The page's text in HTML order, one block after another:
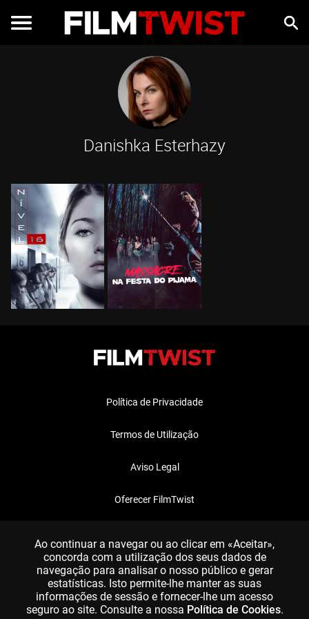
Danishka Esterhazy
Política de Privacidade
Termos de Utilização
Aviso Legal
Oferecer FilmTwist
Ao continuar a navegar ou ao clicar em «Aceitar»,
concorda com a utilização dos seus dados de
navegação para analisar o nosso público e gerar
estatísticas. Isto permite-lhe manter as suas
informações de sessão e fornecer-lhe um acesso
seguro ao site. Consulte a nossa Política de Cookies.